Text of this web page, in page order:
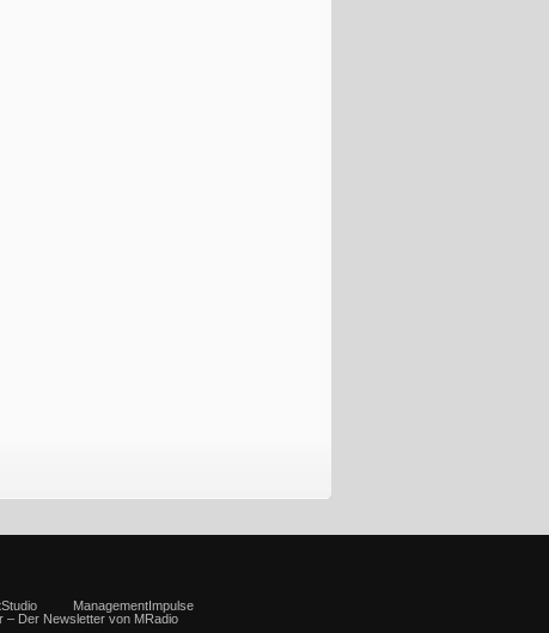
ManagementImpulse
– Der Newsletter von MRadio